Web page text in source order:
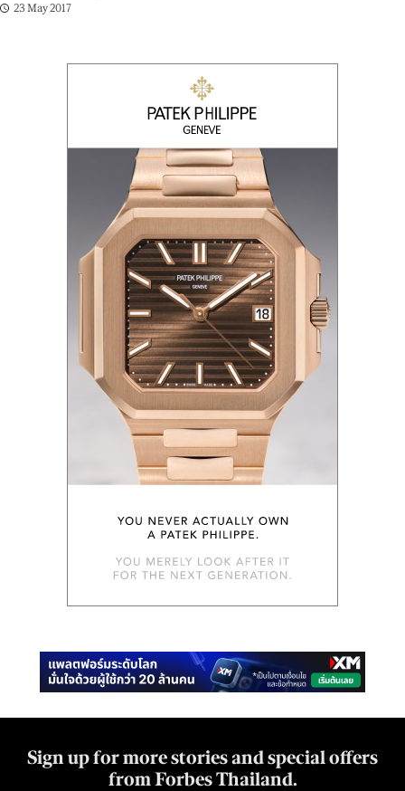
23 May 2017
Sign up for more stories and special offers
from Forbes Thailand.